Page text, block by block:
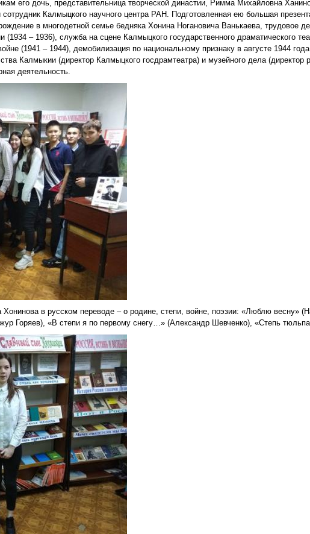
его дочь, представительница творческой династии, Римма Михайловна
Калмыцкого научного центра РАН. Подготовленная ею большая
в многодетной семье бедняка Хонина Ногановича Ванькаева, трудовое
(1934 – 1936), служба на сцене Калмыцкого государственного драматического
(1941 – 1944), демобилизация по национальному признаку в августе 1944
Калмыкии (директор Калмыцкого госдрамтеатра) и музейного дела (директор
деятельность.
Хонинова в русском переводе – о родине, степи, войне, поэзии: «Люблю весну»
Горяев), «В степи я по первому снегу…» (Александр Шевченко), «Степь